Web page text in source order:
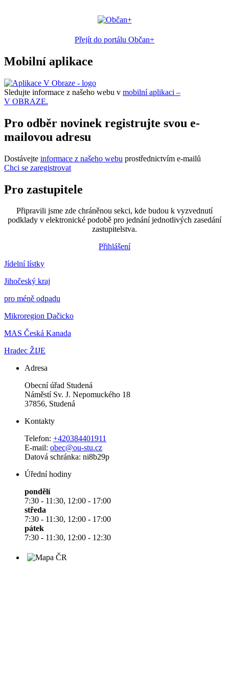
Přejít do portálu Občan+
Mobilní aplikace
Sledujte informace z našeho webu v mobilní aplikaci –
V OBRAZE.
Pro odběr novinek registrujte svou e-
mailovou adresu
Dostávejte informace z našeho webu prostřednictvím e-mailů
Chci se zaregistrovat
Pro zastupitele
Připravili jsme zde chráněnou sekci, kde budou k vyzvednutí
podklady v elektronické podobě pro jednání jednotlivých zasedání
zastupitelstva.
Přihlášení
Jídelní lístky
Jihočeský kraj
pro méně odpadu
Mikroregion Dačicko
MAS Česká Kanada
Hradec ŽIJE
Adresa
Obecní úřad Studená
Náměstí Sv. J. Nepomuckého 18
37856, Studená
Kontakty
Telefon: +420384401911
E-mail: obec@ou-stu.cz
Datová schránka: ni8b29p
Úřední hodiny
pondělí
7:30 - 11:30, 12:00 - 17:00
středa
7:30 - 11:30, 12:00 - 17:00
pátek
7:30 - 11:30, 12:00 - 12:30